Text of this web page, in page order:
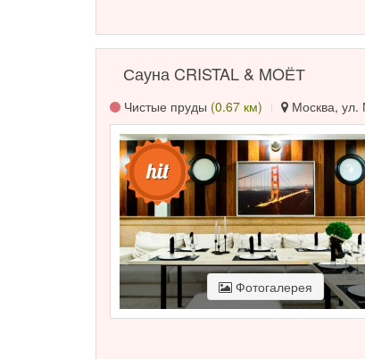
Сауна CRISTAL & MOЁТ
Чистые пруды (0.67 км) Москва, ул.
Фотогалерея